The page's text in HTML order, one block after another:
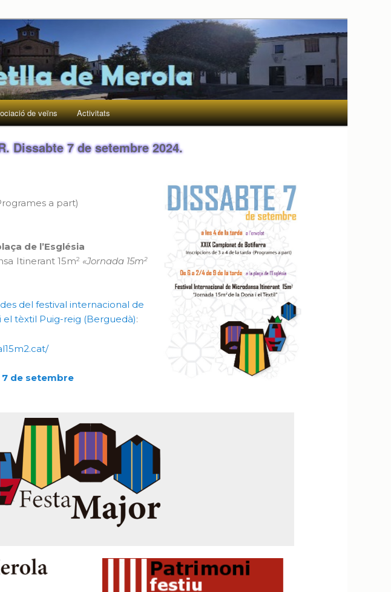
de Merola
de veïns Activitats
Dissabte 7 de setembre 2024.
a part)
de l’Església
Itinerant 15m2 «Jornada 15m2
del festival internacional de
el tèxtil Puig-reig (Berguedà):
7 de setembre